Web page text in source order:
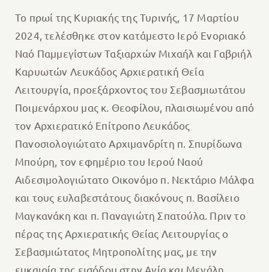
Το πρωί της Κυριακής της Τυρινής, 17 Μαρτίου
2024, τελέσθηκε στον κατάμεστο Ιερό Ενοριακό
Ναό Παμμεγίστων Ταξιαρχών Μιχαήλ και Γαβριήλ
Καρυωτών Λευκάδος Αρχιερατική Θεία
Λειτουργία, προεξάρχοντος του Σεβασμιωτάτου
Ποιμενάρχου μας κ. Θεοφίλου, πλαισιωμένου από
τον Αρχιερατικό Επίτροπο Λευκάδος
Πανοσιολογιώτατο Αρχιμανδρίτη π. Σπυρίδωνα
Μπούρη, τον εφημέριο του Ιερού Ναού
Αιδεσιμολογιώτατο Οικονόμο π. Νεκτάριο Μάλφα
και τους ευλαβεστάτους διακόνους π. Βασίλειο
Μαγκανάκη και π. Παναγιώτη Σπατούλα. Πριν το
πέρας της Αρχιερατικής Θείας Λειτουργίας ο
Σεβασμιώτατος Μητροπολίτης μας, με την
ευκαιρία της εισόδου στην Αγία και Μεγάλη